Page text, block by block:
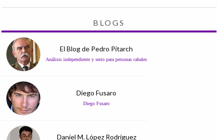
BLOGS
El Blog de Pedro Pitarch
Análisis independiente y serio para personas cabales
Diego Fusaro
Diego Fusaro
Daniel M. López Rodríguez